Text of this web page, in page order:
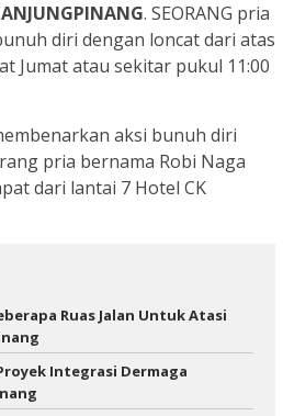
. SEORANG pria
diri dengan loncat dari atas
Jumat atau sekitar pukul 11:00
aksi bunuh diri
pria bernama Robi Naga
dari lantai 7 Hotel CK
Ruas Jalan Untuk Atasi
Integrasi Dermaga